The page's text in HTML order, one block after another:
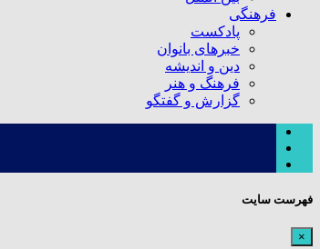
فرهنگی
پادکست
خبرهای بانوان
دین و اندیشه
فرهنگ و هنر
گزارش و گفتگو
فهرست سایت
×